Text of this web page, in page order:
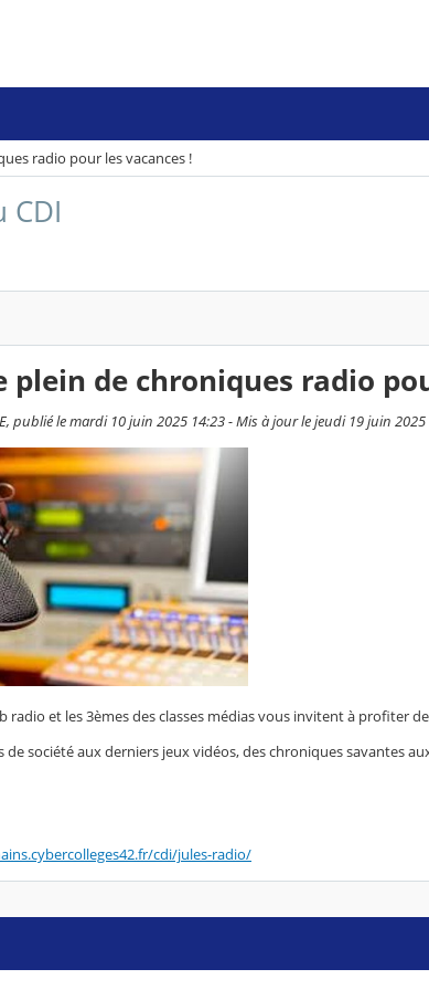
radio pour les vacances !
CDI
plein de chroniques radio
publié le mardi 10 juin 2025 14:23 - Mis à jour le jeudi 19 juin
radio et les 3èmes des classes médias vous invitent à profiter
de société aux derniers jeux vidéos, des chroniques savantes
cdi/jules-radio/